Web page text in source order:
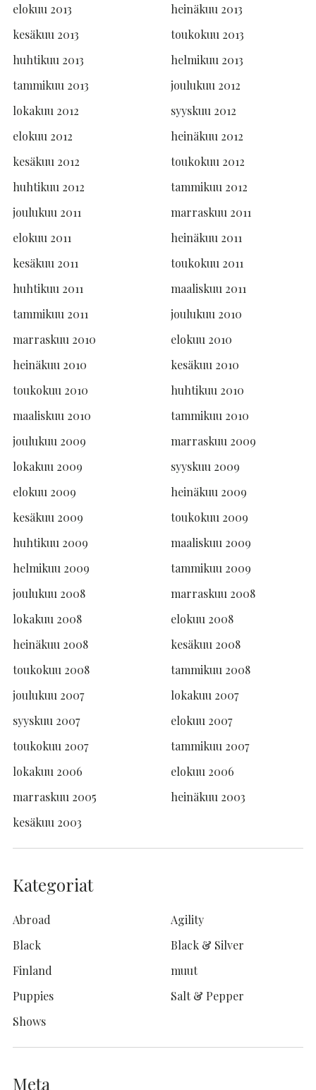
elokuu 2013
heinäkuu 2013
kesäkuu 2013
toukokuu 2013
huhtikuu 2013
helmikuu 2013
tammikuu 2013
joulukuu 2012
lokakuu 2012
syyskuu 2012
elokuu 2012
heinäkuu 2012
kesäkuu 2012
toukokuu 2012
huhtikuu 2012
tammikuu 2012
joulukuu 2011
marraskuu 2011
elokuu 2011
heinäkuu 2011
kesäkuu 2011
toukokuu 2011
huhtikuu 2011
maaliskuu 2011
tammikuu 2011
joulukuu 2010
marraskuu 2010
elokuu 2010
heinäkuu 2010
kesäkuu 2010
toukokuu 2010
huhtikuu 2010
maaliskuu 2010
tammikuu 2010
joulukuu 2009
marraskuu 2009
lokakuu 2009
syyskuu 2009
elokuu 2009
heinäkuu 2009
kesäkuu 2009
toukokuu 2009
huhtikuu 2009
maaliskuu 2009
helmikuu 2009
tammikuu 2009
joulukuu 2008
marraskuu 2008
lokakuu 2008
elokuu 2008
heinäkuu 2008
kesäkuu 2008
toukokuu 2008
tammikuu 2008
joulukuu 2007
lokakuu 2007
syyskuu 2007
elokuu 2007
toukokuu 2007
tammikuu 2007
lokakuu 2006
elokuu 2006
marraskuu 2005
heinäkuu 2003
kesäkuu 2003
Kategoriat
Abroad
Agility
Black
Black & Silver
Finland
muut
Puppies
Salt & Pepper
Shows
Meta